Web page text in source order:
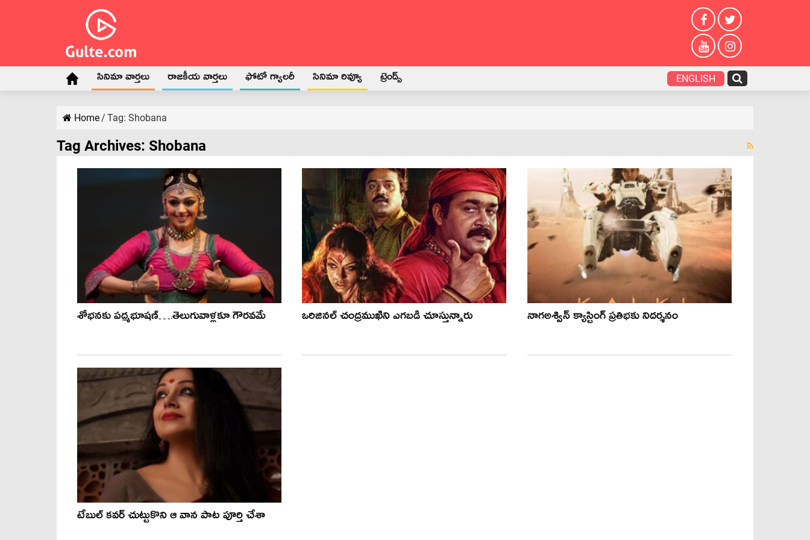
సినిమా వార్తలు రాజకీయ వార్తలు ఫోటో గ్యాలరీ సినిమా రివ్యూ ట్రెండ్స్ ENGLISH
Home/ Tag: Shobana
Tag Archives: Shobana
శోభనకు పద్మభూషణ్….తెలుగువాళ్లకూ గౌరవమే ఒరిజినల్ చంద్రముఖిని ఎగబడి చూస్తున్నారు నాగఅశ్విన్ క్యాస్టింగ్ ప్రతిభకు నిదర్శనం
టేబుల్ కవర్ చుట్టుకొని ఆ వాన పాట పూర్తి చేశా